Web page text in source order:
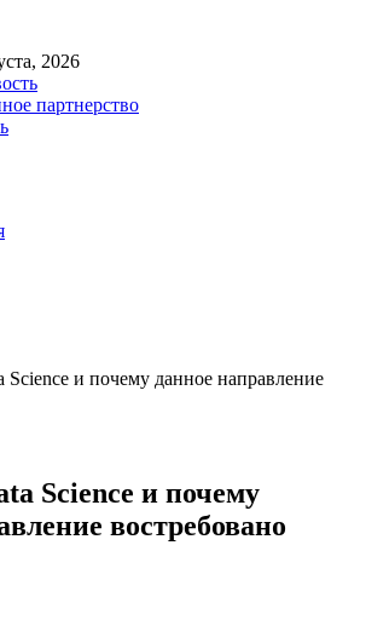
2026
партнерство
Science и почему данное направление
Science и почему
востребовано